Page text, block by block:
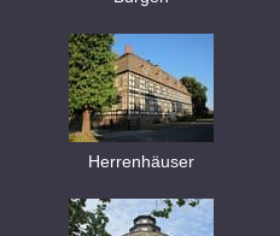
Herrenhäuser